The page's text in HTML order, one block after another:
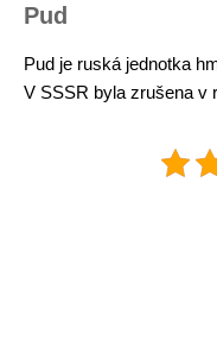
Pud
Pud je ruská jednotka
V SSSR byla zrušena v